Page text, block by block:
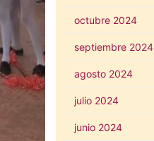
octubre 2024
septiembre 2024
agosto 2024
julio 2024
junio 2024